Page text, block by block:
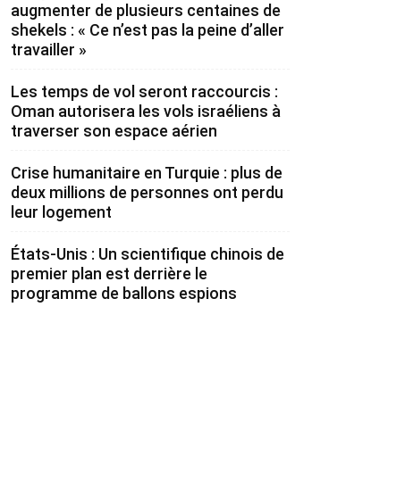
augmenter de plusieurs centaines de
shekels : « Ce n’est pas la peine d’aller
travailler »
Les temps de vol seront raccourcis :
Oman autorisera les vols israéliens à
traverser son espace aérien
Crise humanitaire en Turquie : plus de
deux millions de personnes ont perdu
leur logement
États-Unis : Un scientifique chinois de
premier plan est derrière le
programme de ballons espions